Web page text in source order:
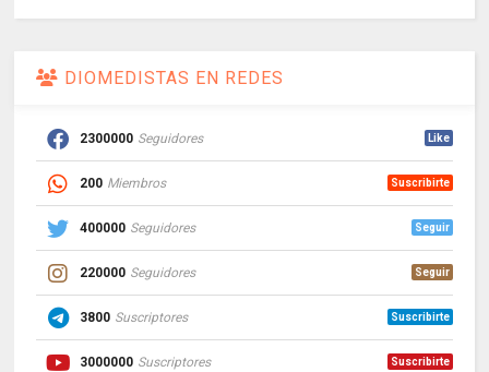
DIOMEDISTAS EN REDES
2300000 Seguidores Like
200 Miembros Suscribirte
400000 Seguidores Seguir
220000 Seguidores Seguir
3800 Suscriptores Suscribirte
3000000 Suscriptores Suscribirte